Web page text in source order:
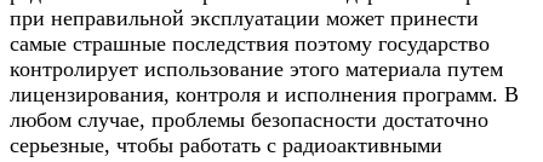
при неправильной эксплуатации может принести
самые страшные последствия поэтому государство
контролирует использование этого материала путем
лицензирования, контроля и исполнения программ. В
любом случае, проблемы безопасности достаточно
серьезные, чтобы работать с радиоактивными